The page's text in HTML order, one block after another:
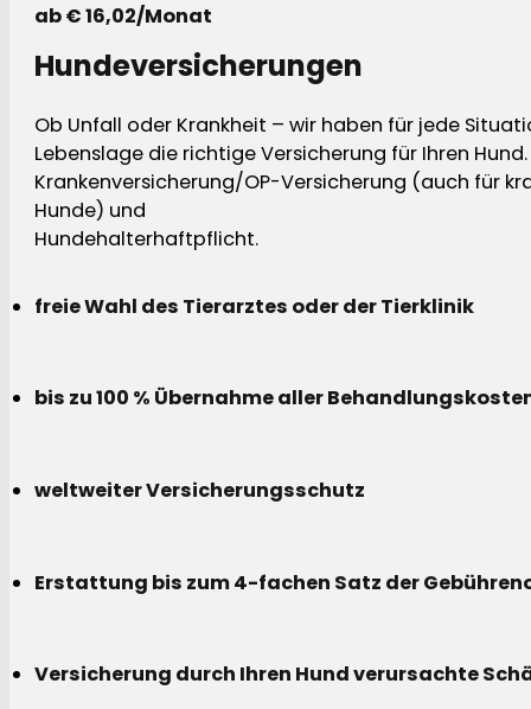
ab € 16,02/Monat
Hundeversicherungen
Ob Unfall oder Krankheit – wir haben für jede
Lebenslage die richtige Versicherung für Ihren Hund.
Krankenversicherung/OP-Versicherung (auch für
Hunde) und
Hundehalterhaftpflicht.
freie Wahl des Tierarztes oder der Tierklinik
bis zu 100 % Übernahme aller
weltweiter Versicherungsschutz
Erstattung bis zum 4-fachen Satz der
Versicherung durch Ihren Hund verursachte